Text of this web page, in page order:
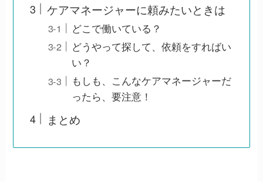
ケアマネージャーに頼みたいときは
どこで働いている？
どうやって探して、依頼をすればい
い？
もしも、こんなケアマネージャーだ
ったら、要注意！
まとめ